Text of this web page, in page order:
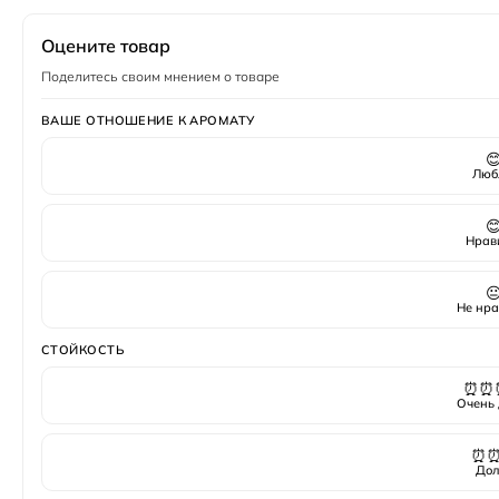
Полный флакон — запечатанный оригинал в
ПолОцените товар
Поделитесь своим мнением о товаре
ВАШЕ ОТНОШЕНИЕ К АРОМАТУ
Не
СТОЙКОСТЬ
Очень